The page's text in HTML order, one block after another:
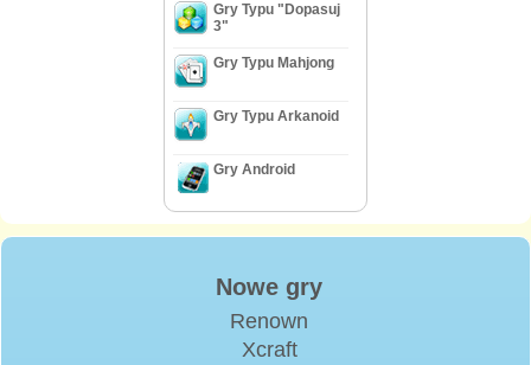
Gry Typu "Dopasuj
3"
Gry Typu Mahjong
Gry Typu Arkanoid
Gry Android
Nowe gry
Renown
Xcraft